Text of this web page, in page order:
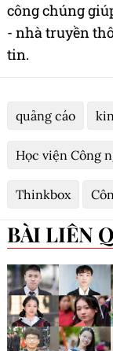
công chúng
- nhà truyền
tin.
quảng cáo
Học viện Công
Thinkbox
BÀI LIÊN